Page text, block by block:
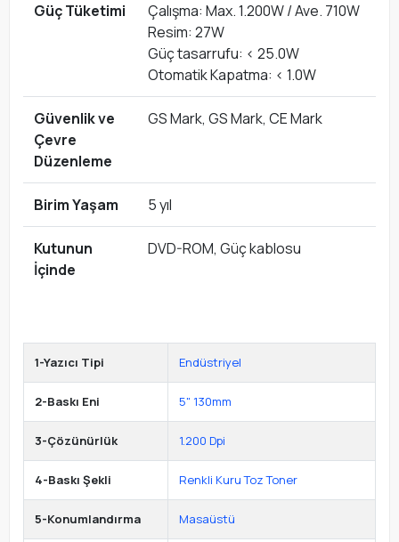
Güç Tüketimi
Çalışma: Max. 1.200W / Ave. 710W
Resim: 27W
Güç tasarrufu: < 25.0W
Otomatik Kapatma: < 1.0W
Güvenlik ve
Çevre
Düzenleme
GS Mark, GS Mark, CE Mark
Birim Yaşam 5 yıl
Kutunun
İçinde
DVD-ROM, Güç kablosu
1-Yazıcı Tipi Endüstriyel
2-Baskı Eni 5" 130mm
3-Çözünürlük 1.200 Dpi
4-Baskı Şekli Renkli Kuru Toz Toner
5-Konumlandırma Masaüstü